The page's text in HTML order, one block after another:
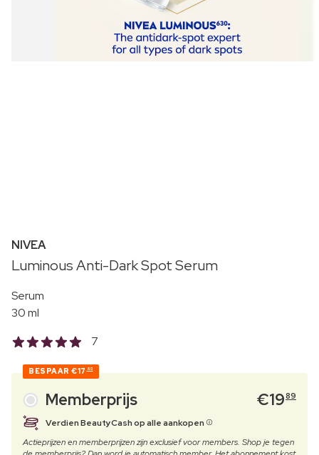
NIVEA
Luminous Anti-Dark Spot Serum
Serum
30 ml
7
BESPAAR €17 60
Memberprijs €1989
Verdien BeautyCash op alle aankopen
Actieprijzen en memberprijzen zijn exclusief voor members. Shop je tegen